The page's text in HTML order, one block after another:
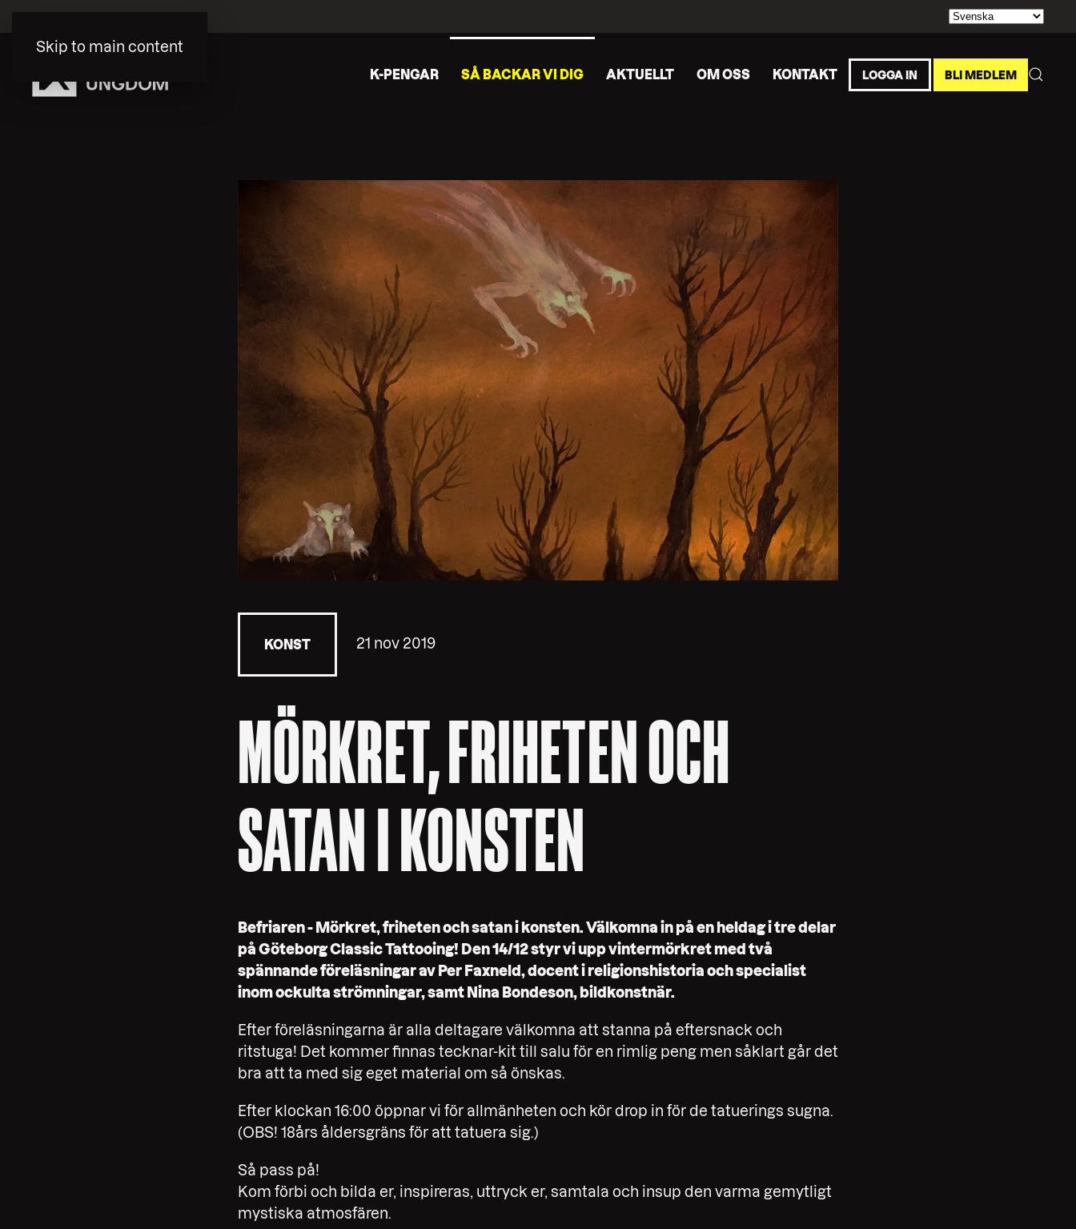
Skip to main content
K-PENGAR SÅ BACKAR VI DIG AKTUELLT OM OSS KONTAKT LOGGA IN BLI MEDLEM
KONST 21 nov 2019
MÖRKRET, FRIHETEN OCH
SATAN I KONSTEN
Befriaren - Mörkret, friheten och satan i konsten. Välkomna in på en heldag i tre delar
på Göteborg Classic Tattooing! Den 14/12 styr vi upp vintermörkret med två
spännande föreläsningar av Per Faxneld, docent i religionshistoria och specialist
inom ockulta strömningar, samt Nina Bondeson, bildkonstnär.
Efter föreläsningarna är alla deltagare välkomna att stanna på eftersnack och
ritstuga! Det kommer finnas tecknar-kit till salu för en rimlig peng men såklart går det
bra att ta med sig eget material om så önskas.
Efter klockan 16:00 öppnar vi för allmänheten och kör drop in för de tatuerings sugna.
(OBS! 18års åldersgräns för att tatuera sig.)
Så pass på!
Kom förbi och bilda er, inspireras, uttryck er, samtala och insup den varma gemytligt
mystiska atmosfären.